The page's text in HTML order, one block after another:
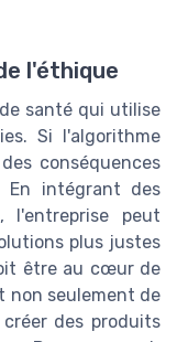
l'éthique
santé qui utilise
Si l'algorithme
conséquences
En intégrant des
l'entreprise peut
plus justes
être au cœur de
non seulement de
des produits